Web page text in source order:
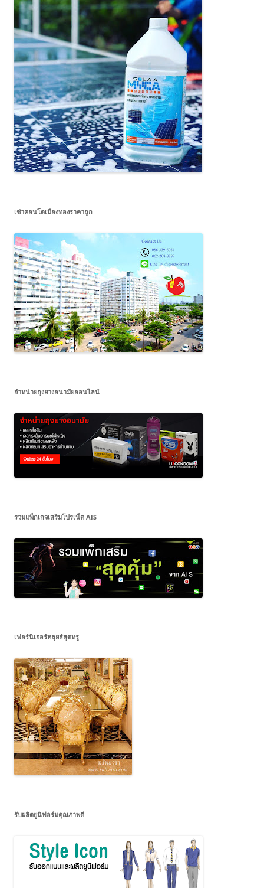
เช่าคอนโดเมืองทองราคาถูก
จำหน่ายถุงยางอนามัยออนไลน์
รวมแพ็กเกจเสริมโปรเน็ต AIS
เฟอร์นิเจอร์หลุยส์สุดหรู
รับผลิตยูนิฟอร์มคุณภาพดี